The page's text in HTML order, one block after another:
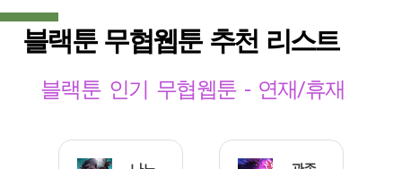
블랙툰 무협웹툰 추천 리스트
블랙툰 인기 무협웹툰 - 연재/휴재